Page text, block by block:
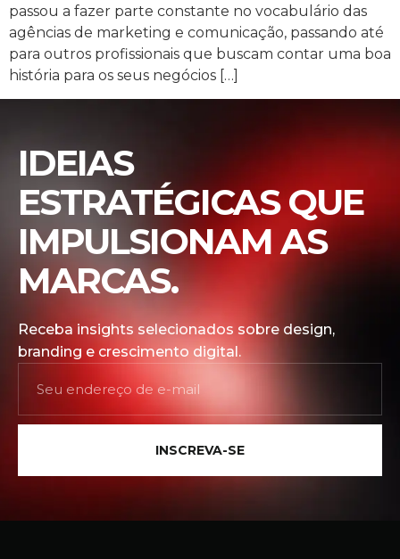
passou a fazer parte constante no vocabulário das
agências de marketing e comunicação, passando até
para outros profissionais que buscam contar uma boa
história para os seus negócios […]
IDEIAS
ESTRATÉGICAS QUE
IMPULSIONAM AS
MARCAS.
Receba insights selecionados sobre design,
branding e crescimento digital.
INSCREVA-SE